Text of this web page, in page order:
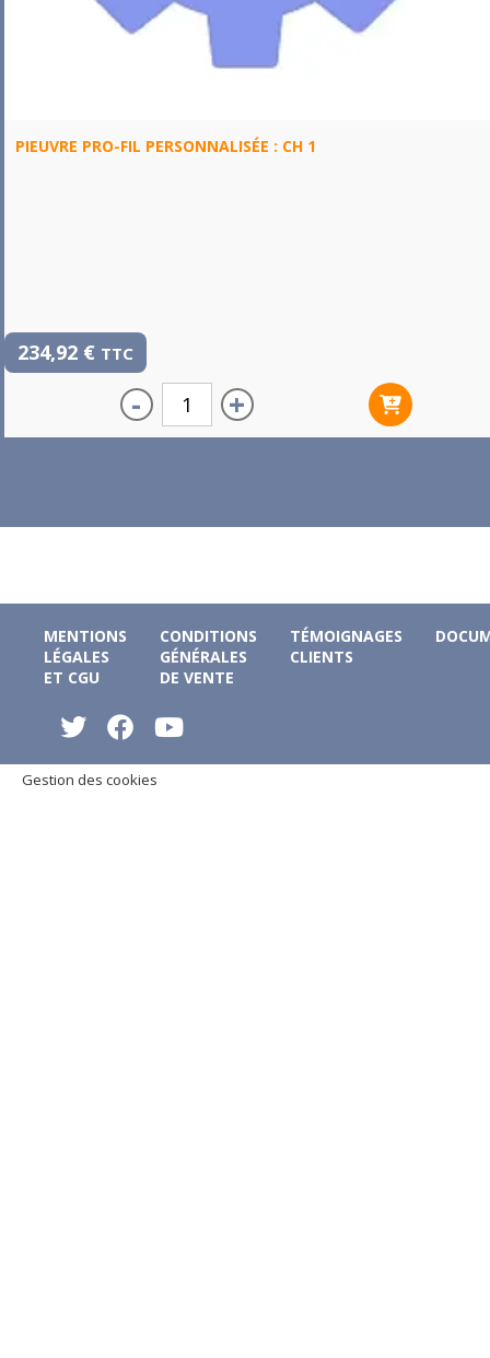
PIEUVRE PRO-FIL PERSONNALISÉE : CH 1
234,92 € TTC
- +
MENTIONS
LÉGALES
ET CGU
CONDITIONS
GÉNÉRALES
DE VENTE
TÉMOIGNAGES
CLIENTS
Gestion des cookies